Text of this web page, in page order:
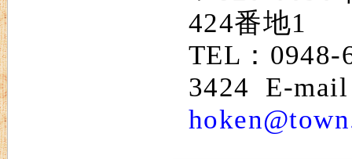
424番地1
TEL：0948-
3424 E-